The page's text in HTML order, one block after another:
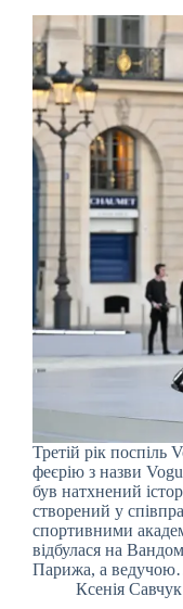
Третій рік поспіль
феєрію з назви
був натхнений
створений у
спортивними
відбулася на
Парижа, а
Ксенія Савчук